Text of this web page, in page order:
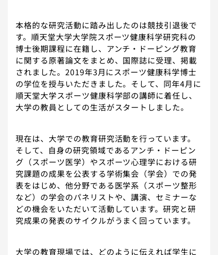
本格的な研究活動に踏み出したのは競技引退後で
す。順天堂大学大学院スポーツ健康科学研究科の
博士後期課程に在籍し、アンチ・ドーピング教育
に関する原著論文をまとめ、国際誌に受理、掲載
されました。2019年3月にスポーツ健康科学博士
の学位を授与いただきました。そして、同年4月に
順天堂大学スポーツ健康科学部の講師に着任し、
大学の教員としての生活がスタートしました。
現在は、大学での教育研究活動を行っています。
そして、自身の研究領域であるアンチ・ドーピン
グ（スポーツ医学）やスポーツ心理学における研
究課題の成果を公表する学術集会（学会）での発
表をはじめ、他分野である医学系（スポーツ整形
など）の学会のパネリストや、講演、セミナーな
どの機会をいただいて活動しています。研究と研
究成果の発表のサイクルがうまく回っています。
大学の教育現場では、どのように伝えれば学生に